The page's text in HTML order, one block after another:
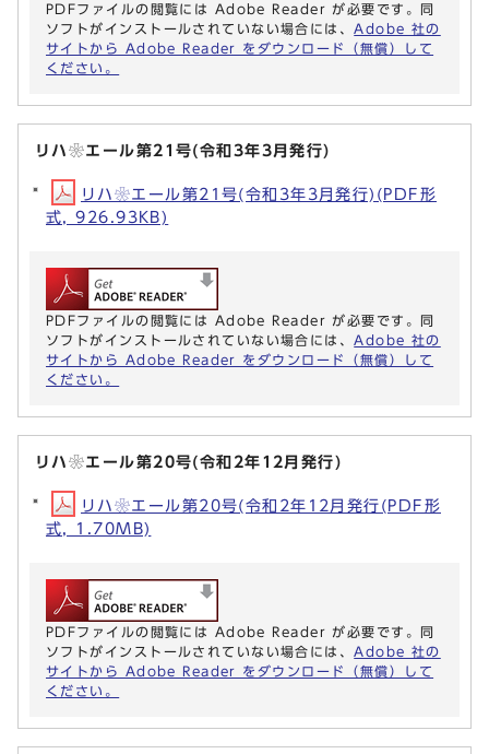
PDFファイルの閲覧には Adobe Reader が必要です。同
ソフトがインストールされていない場合には、 Adobe 社の
サイトから Adobe Reader をダウンロード（無償）して
ください。
リハ❀エール第21号(令和3年3月発行)
リハ❀エール第21号(令和3年3月発行)(PDF形
式, 926.93KB)
PDFファイルの閲覧には Adobe Reader が必要です。同
ソフトがインストールされていない場合には、 Adobe 社の
サイトから Adobe Reader をダウンロード（無償）して
ください。
リハ❀エール第20号(令和2年12月発行)
リハ❀エール第20号(令和2年12月発行(PDF形
式, 1.70MB)
PDFファイルの閲覧には Adobe Reader が必要です。同
ソフトがインストールされていない場合には、 Adobe 社の
サイトから Adobe Reader をダウンロード（無償）して
ください。